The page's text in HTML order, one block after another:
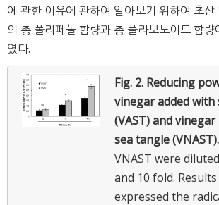
에 관한 이유에 관하여 알아보기 위하여 초
의 총 폴리페놀 함량과 총 플라보노이드 함
였다.
Fig. 2. Reducing
vinegar added with
(VAST) and
sea tangle (VNAST).
VNAST were
and 10 fold.
expressed the